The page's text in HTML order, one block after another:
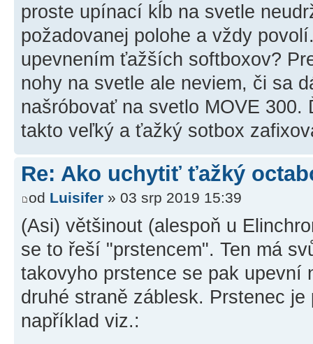
proste upínací kĺb na svetle
požadovanej polohe a vždy
upevnením ťažších softboxov?
nohy na svetle ale neviem, či sa
našróbovať na svetlo MOVE
takto veľký a ťažký sotbox
Re: Ako uchytiť ťažký
od Luisifer » 03 srp 2019 15:39
(Asi) většinout (alespoň u
se to řeší "prstencem". Ten má
takovyho prstence se pak upevní
druhé straně záblesk. Prstenec
například viz.: